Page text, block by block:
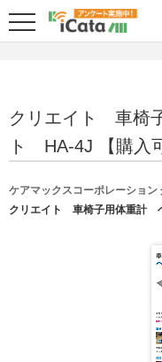
クリエイト 車椅
ト HA-4J 【購入
ケアマックスコーポレーション
クリエイト 車椅子用体重計